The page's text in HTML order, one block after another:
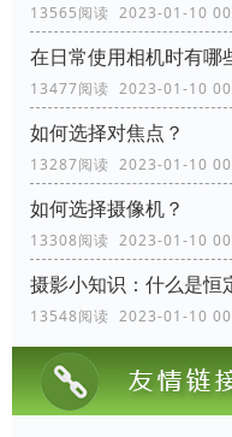
13565阅读 2023-01-10
在日常使用相机时有哪
13477阅读 2023-01-10
如何选择对焦点？
13287阅读 2023-01-10
如何选择摄像机？
13308阅读 2023-01-10
摄影小知识：什么是恒
13548阅读 2023-01-10